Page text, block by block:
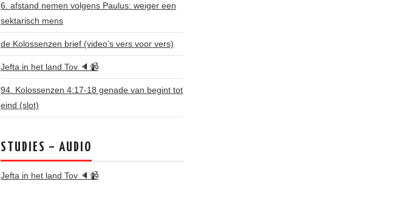
6. afstand nemen volgens Paulus: weiger een
sektarisch mens
de Kolossenzen brief (video’s vers voor vers)
Jefta in het land Tov 🔈📹
94. Kolossenzen 4:17-18 genade van begint tot
eind (slot)
STUDIES – AUDIO
Jefta in het land Tov 🔈📹